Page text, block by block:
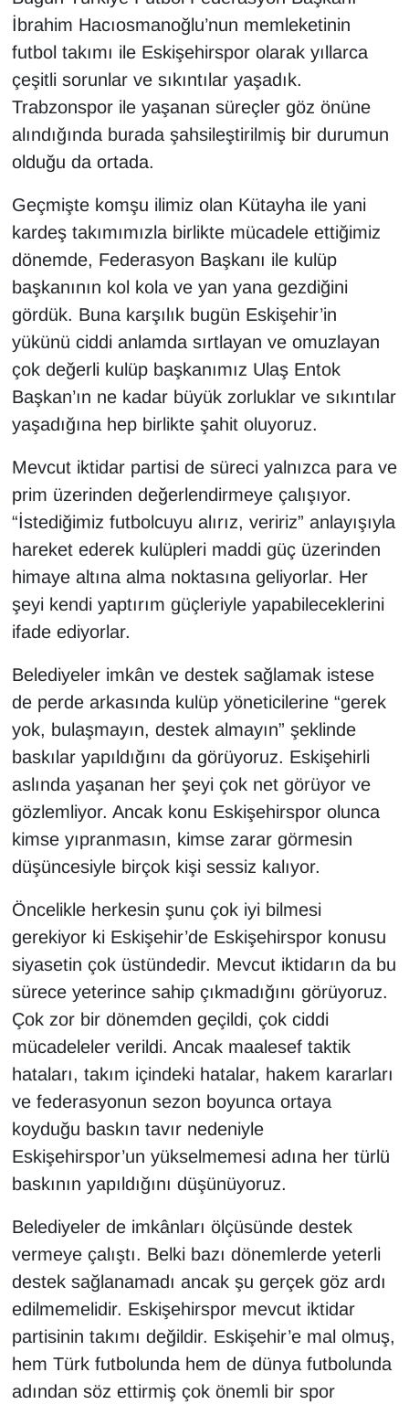
İbrahim Hacıosmanoğlu’nun memleketinin
futbol takımı ile Eskişehirspor olarak yıllarca
çeşitli sorunlar ve sıkıntılar yaşadık.
Trabzonspor ile yaşanan süreçler göz önüne
alındığında burada şahsileştirilmiş bir durumun
olduğu da ortada.
Geçmişte komşu ilimiz olan Kütayha ile yani
kardeş takımımızla birlikte mücadele ettiğimiz
dönemde, Federasyon Başkanı ile kulüp
başkanının kol kola ve yan yana gezdiğini
gördük. Buna karşılık bugün Eskişehir’in
yükünü ciddi anlamda sırtlayan ve omuzlayan
çok değerli kulüp başkanımız Ulaş Entok
Başkan’ın ne kadar büyük zorluklar ve sıkıntılar
yaşadığına hep birlikte şahit oluyoruz.
Mevcut iktidar partisi de süreci yalnızca para ve
prim üzerinden değerlendirmeye çalışıyor.
“İstediğimiz futbolcuyu alırız, veririz” anlayışıyla
hareket ederek kulüpleri maddi güç üzerinden
himaye altına alma noktasına geliyorlar. Her
şeyi kendi yaptırım güçleriyle yapabileceklerini
ifade ediyorlar.
Belediyeler imkân ve destek sağlamak istese
de perde arkasında kulüp yöneticilerine “gerek
yok, bulaşmayın, destek almayın” şeklinde
baskılar yapıldığını da görüyoruz. Eskişehirli
aslında yaşanan her şeyi çok net görüyor ve
gözlemliyor. Ancak konu Eskişehirspor olunca
kimse yıpranmasın, kimse zarar görmesin
düşüncesiyle birçok kişi sessiz kalıyor.
Öncelikle herkesin şunu çok iyi bilmesi
gerekiyor ki Eskişehir’de Eskişehirspor konusu
siyasetin çok üstündedir. Mevcut iktidarın da bu
sürece yeterince sahip çıkmadığını görüyoruz.
Çok zor bir dönemden geçildi, çok ciddi
mücadeleler verildi. Ancak maalesef taktik
hataları, takım içindeki hatalar, hakem kararları
ve federasyonun sezon boyunca ortaya
koyduğu baskın tavır nedeniyle
Eskişehirspor’un yükselmemesi adına her türlü
baskının yapıldığını düşünüyoruz.
Belediyeler de imkânları ölçüsünde destek
vermeye çalıştı. Belki bazı dönemlerde yeterli
destek sağlanamadı ancak şu gerçek göz ardı
edilmemelidir. Eskişehirspor mevcut iktidar
partisinin takımı değildir. Eskişehir’e mal olmuş,
hem Türk futbolunda hem de dünya futbolunda
adından söz ettirmiş çok önemli bir spor